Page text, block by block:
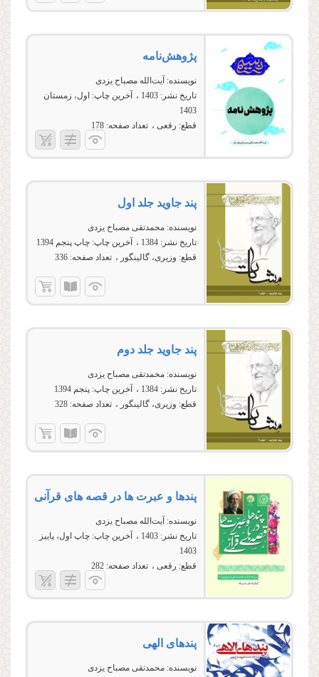
پژوهش‌نامه
نویسنده: آیت‌الله مصباح یزدی
تاریخ نشر: 1403 آخرین چاپ: اول، زمستان
1403
قطع: رقعی تعداد صفحه: 178
پند جاوید جلد اول
نویسنده: محمدتقی مصباح یزدی
تاریخ نشر: 1384 آخرین چاپ: چاپ پنجم 1394
قطع: وزیری، گالینگور تعداد صفحه: 336
پند جاوید جلد دوم
نویسنده: محمدتقی مصباح یزدی
تاریخ نشر: 1384 آخرین چاپ: پنجم 1394
قطع: وزیری، گالینگور تعداد صفحه: 328
پندها و عبرت ها در قصه های قرآنی
نویسنده: آیت‌الله مصباح یزدی
تاریخ نشر: 1403 آخرین چاپ: چاپ اول، پاییز
1403
قطع: رقعی تعداد صفحه: 282
پندهای الهی
نویسنده: محمدتقی مصباح یزدی